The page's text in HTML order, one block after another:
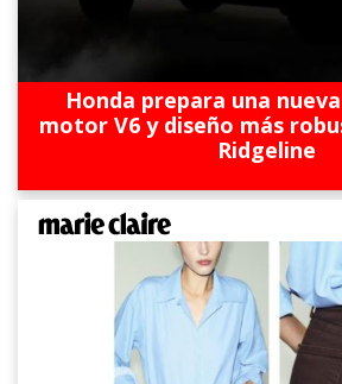
Honda prepara una
motor V6 y diseño más
Ridgeline